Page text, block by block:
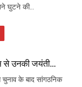
घुटने की...
से उनकी जयंती...
के बाद सांगठनिक